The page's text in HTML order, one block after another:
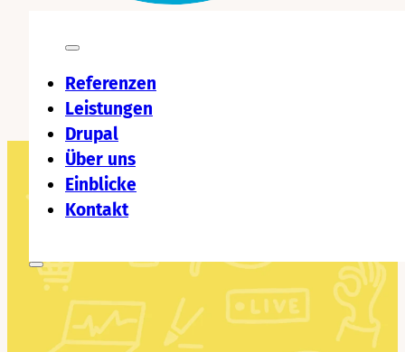
Referenzen
Leistungen
Drupal
Über uns
Einblicke
Kontakt